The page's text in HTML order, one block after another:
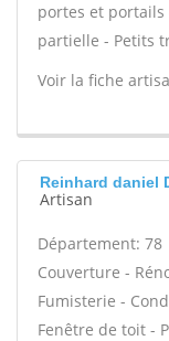
portes et
partielle - Petits
Voir la fiche
Reinhard daniel
Artisan
Département: 78
Couverture -
Fumisterie -
Fenêtre de toit -